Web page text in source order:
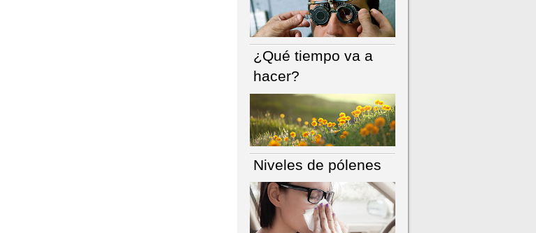
¿Qué tiempo va a
hacer?
Niveles de pólenes